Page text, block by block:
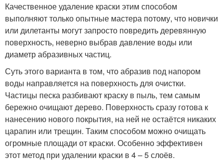
Качественное удаление краски этим способом
выполняют только опытные мастера потому, что новички
или дилетанты могут запросто повредить деревянную
поверхность, неверно выбрав давление воды или
диаметр абразивных частиц.
Суть этого варианта в том, что абразив под напором
воды направляется на поверхность для очистки.
Частицы песка разбивают краску в пыль, тем самым
бережно очищают дерево. Поверхность сразу готова к
нанесению нового покрытия, на ней не остаётся никаких
царапин или трещин. Таким способом можно очищать
огромные площади от краски. Особенно эффективен
этот метод при удалении краски в 4 – 5 слоёв.